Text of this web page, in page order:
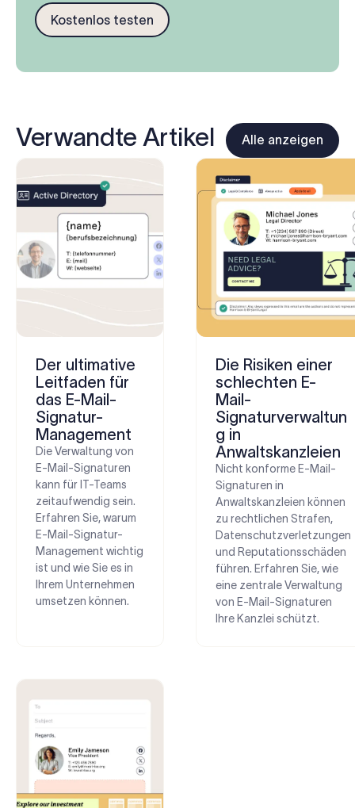
Kostenlos testen
Verwandte Artikel Alle anzeigen
Der ultimative
Leitfaden für
das E-Mail-
Signatur-
Management
Die Verwaltung von
E-Mail-Signaturen
kann für IT-Teams
zeitaufwendig sein.
Erfahren Sie, warum
E-Mail-Signatur-
Management wichtig
ist und wie Sie es in
Ihrem Unternehmen
umsetzen können.
Die Risiken einer
schlechten E-
Mail-
Signaturverwaltun
g in
Anwaltskanzleien
Nicht konforme E-Mail-
Signaturen in
Anwaltskanzleien können
zu rechtlichen Strafen,
Datenschutzverletzungen
und Reputationsschäden
führen. Erfahren Sie, wie
eine zentrale Verwaltung
von E-Mail-Signaturen
Ihre Kanzlei schützt.